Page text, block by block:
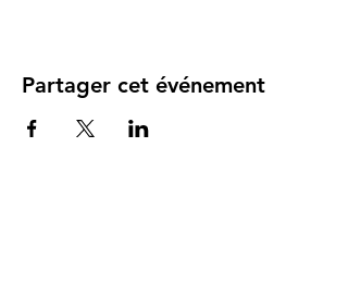
Partager cet événement